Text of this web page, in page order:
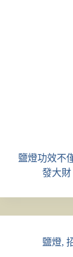
鹽燈功效不
發大財
鹽燈,